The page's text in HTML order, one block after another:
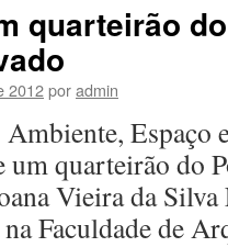
quarteirão
2012poradmin
Ambiente,
quarteirão do
Vieira da
Faculdade de